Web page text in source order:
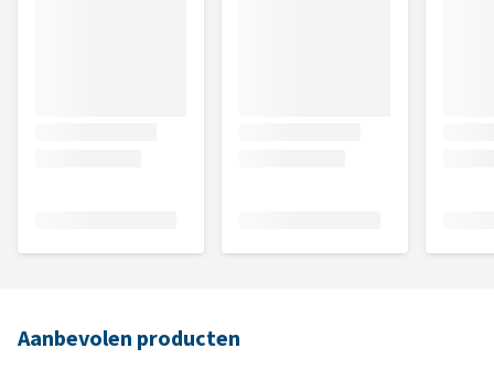
Aanbevolen producten